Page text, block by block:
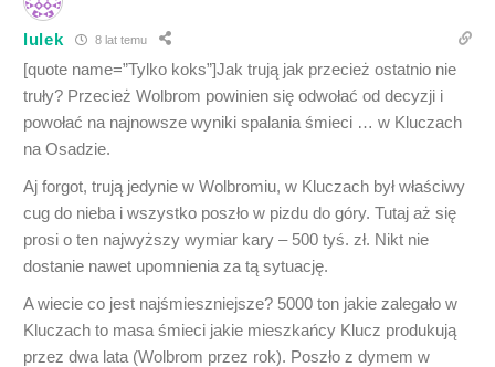
lulek 8 lat temu
[quote name=”Tylko koks”]Jak trują jak przecież ostatnio nie
truły? Przecież Wolbrom powinien się odwołać od decyzji i
powołać na najnowsze wyniki spalania śmieci … w Kluczach
na Osadzie.
Aj forgot, trują jedynie w Wolbromiu, w Kluczach był właściwy
cug do nieba i wszystko poszło w pizdu do góry. Tutaj aż się
prosi o ten najwyższy wymiar kary – 500 tyś. zł. Nikt nie
dostanie nawet upomnienia za tą sytuację.
A wiecie co jest najśmieszniejsze? 5000 ton jakie zalegało w
Kluczach to masa śmieci jakie mieszkańcy Klucz produkują
przez dwa lata (Wolbrom przez rok). Poszło z dymem w